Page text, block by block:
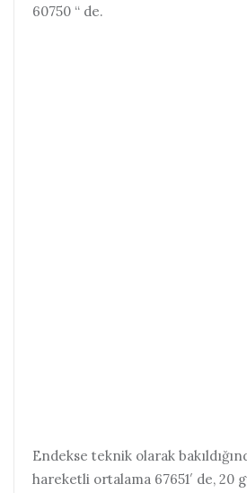
60750 “ de.
Endekse teknik olarak
hareketli ortalama 67651′ de, 20